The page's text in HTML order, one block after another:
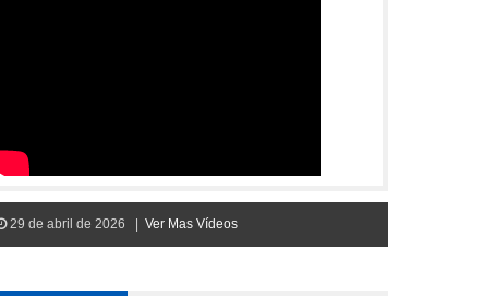
29 de abril de 2026 | Ver Mas Vídeos